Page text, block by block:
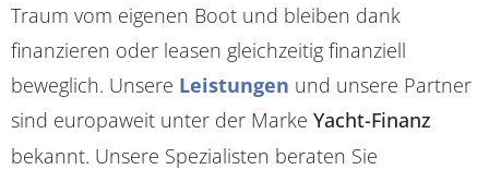
Traum vom eigenen Boot und bleiben dank
finanzieren oder leasen gleichzeitig finanziell
beweglich. Unsere Leistungen und unsere Partner
sind europaweit unter der Marke Yacht-Finanz
bekannt. Unsere Spezialisten beraten Sie